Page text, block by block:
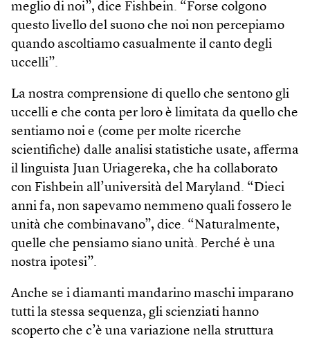
meglio di noi”, dice Fishbein. “Forse colgono
questo livello del suono che noi non percepiamo
quando ascoltiamo casualmente il canto degli
uccelli”.
La nostra comprensione di quello che sentono gli
uccelli e che conta per loro è limitata da quello che
sentiamo noi e (come per molte ricerche
scientifiche) dalle analisi statistiche usate, afferma
il linguista Juan Uriagereka, che ha collaborato
con Fishbein all’università del Maryland. “Dieci
anni fa, non sapevamo nemmeno quali fossero le
unità che combinavano”, dice. “Naturalmente,
quelle che pensiamo siano unità. Perché è una
nostra ipotesi”.
Anche se i diamanti mandarino maschi imparano
tutti la stessa sequenza, gli scienziati hanno
scoperto che c’è una variazione nella struttura